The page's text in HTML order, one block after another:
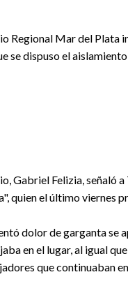
Regional Mar del Plata
se dispuso el
Gabriel Felizia, señaló
quien el último viernes
dolor de garganta se
en el lugar, al igual
que continuaban